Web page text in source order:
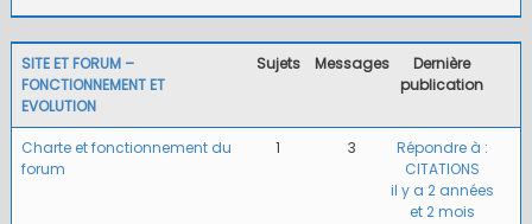
SITE ET FORUM –
FONCTIONNEMENT ET
EVOLUTION
Sujets Messages
Dernière
publication
Charte et fonctionnement du
forum
1 3
Répondre à :
CITATIONS
il y a 2 années
et 2 mois